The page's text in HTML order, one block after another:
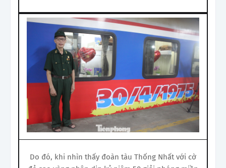
Do đó, khi nhìn thấy đoàn tàu Thống Nhất với cờ